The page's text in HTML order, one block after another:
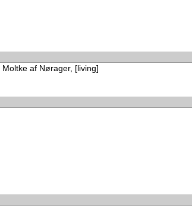
af Nørager, [living]